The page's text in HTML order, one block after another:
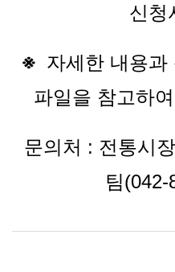
신청
※ 자세한 내용과
파일을 참고하
문의처 : 전통시
팀(042-